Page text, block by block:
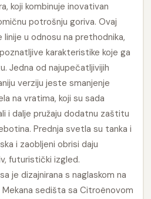
koji kombinuje inovativan
potrošnju goriva. Ovaj
u odnosu na prethodnika,
karakteristike koje ga
Jedna od najupečatljivijih
verziju jeste smanjenje
na vratima, koji su sada
i dalje pružaju dodatnu zaštitu
Prednja svetla su tanka i
i zaobljeni obrisi daju
futuristički izgled.
je dizajnirana s naglaskom na
sedišta sa Citroënovom